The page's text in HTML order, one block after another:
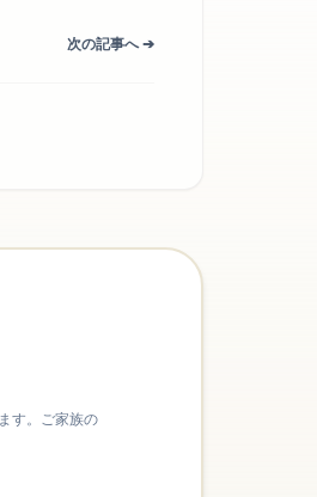
次の記事へ ➔
す。ご家族の